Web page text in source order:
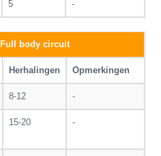
5 -
Full body circuit
Herhalingen Opmerkingen
8-12 -
15-20 -